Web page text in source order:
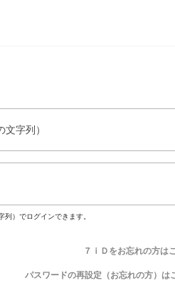
字列）
）でログインできます。
７ｉＤをお忘れの方は
パスワードの再設定（お忘れの方）は